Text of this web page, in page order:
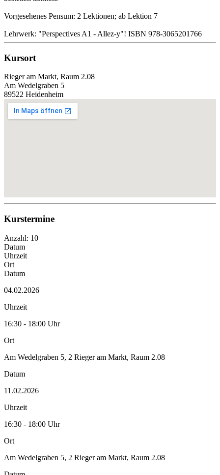
Vorgesehenes Pensum: 2 Lektionen; ab Lektion 7
Lehrwerk: "Perspectives A1 - Allez-y"! ISBN 978-3065201766
Kursort
Rieger am Markt, Raum 2.08
Am Wedelgraben 5
89522 Heidenheim
Kurstermine
Anzahl: 10
Datum
Uhrzeit
Ort
Datum
04.02.2026
Uhrzeit
16:30 - 18:00 Uhr
Ort
Am Wedelgraben 5, 2 Rieger am Markt, Raum 2.08
Datum
11.02.2026
Uhrzeit
16:30 - 18:00 Uhr
Ort
Am Wedelgraben 5, 2 Rieger am Markt, Raum 2.08